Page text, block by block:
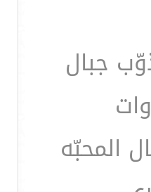
جبال
المحبّه